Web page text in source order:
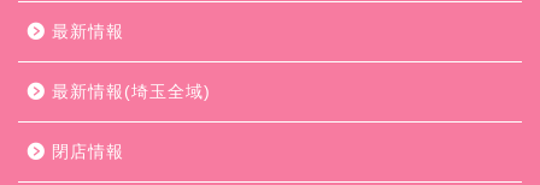
最新情報
最新情報(埼玉全域)
閉店情報